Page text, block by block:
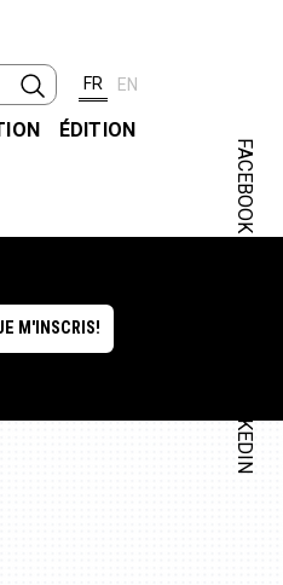
FR EN
ÉDITION
FACEBOOK
LINKEDIN